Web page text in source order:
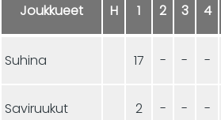
Joukkueet H 1 2 3 4
Suhina 17 - - -
Saviruukut 2 - - -